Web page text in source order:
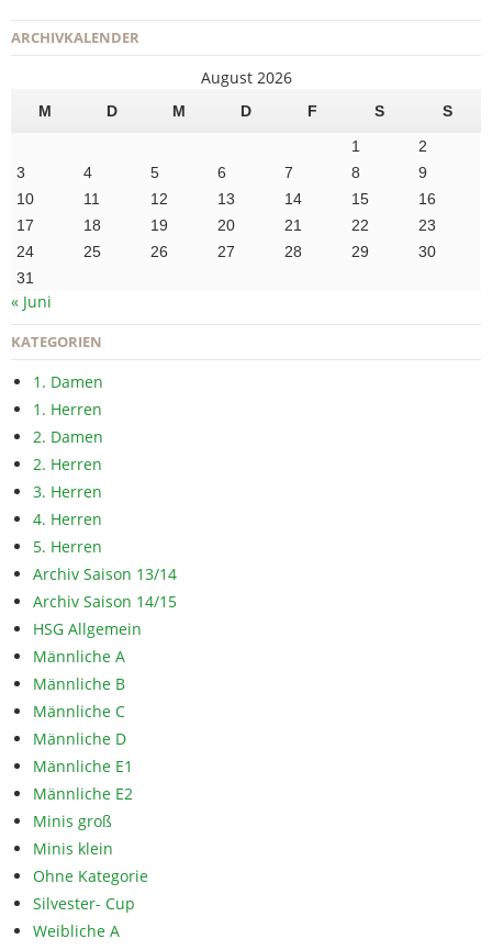
ARCHIVKALENDER
August 2026
M D M D F S
S
1
2
3
4 5 6 7 8
9
10
11 12 13 14 15
16
17
18 19 20 21 22
23
24
25 26 27 28 29
30
31
« Juni
KATEGORIEN
1. Damen
1. Herren
2. Damen
2. Herren
3. Herren
4. Herren
5. Herren
Archiv Saison 13/14
Archiv Saison 14/15
HSG Allgemein
Männliche A
Männliche B
Männliche C
Männliche D
Männliche E1
Männliche E2
Minis groß
Minis klein
Ohne Kategorie
Silvester- Cup
Weibliche A